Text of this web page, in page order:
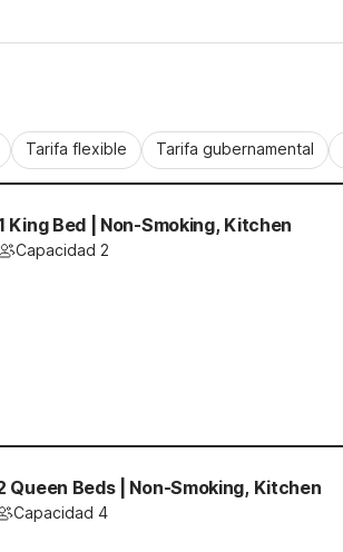
Tarifa flexible Tarifa gubernamental
King Bed | Non-Smoking, Kitchen
Capacidad 2
Queen Beds | Non-Smoking, Kitchen
Capacidad 4